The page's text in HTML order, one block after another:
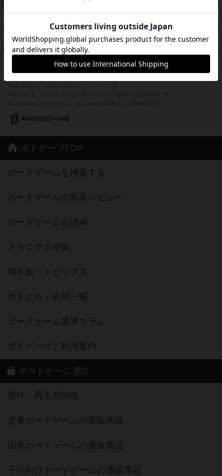
PT
PT
スーパーストア3000
PT
フリップ７：復讐心とともに
ボドゲーマTOP
ボードゲームを検索する
ボードゲームの新着レビュー
ボードゲーム会情報
メカニクス特集
掲示板・トピックス
ボドとも・会員一覧
ボードゲーム業界コラム
ボドゲーマご利用案内
ボードゲーム通販
新作・再入荷情報
定番ボードゲームの通販商品
国産ボードゲームの通販商品
子供向けボードゲームの通販商品